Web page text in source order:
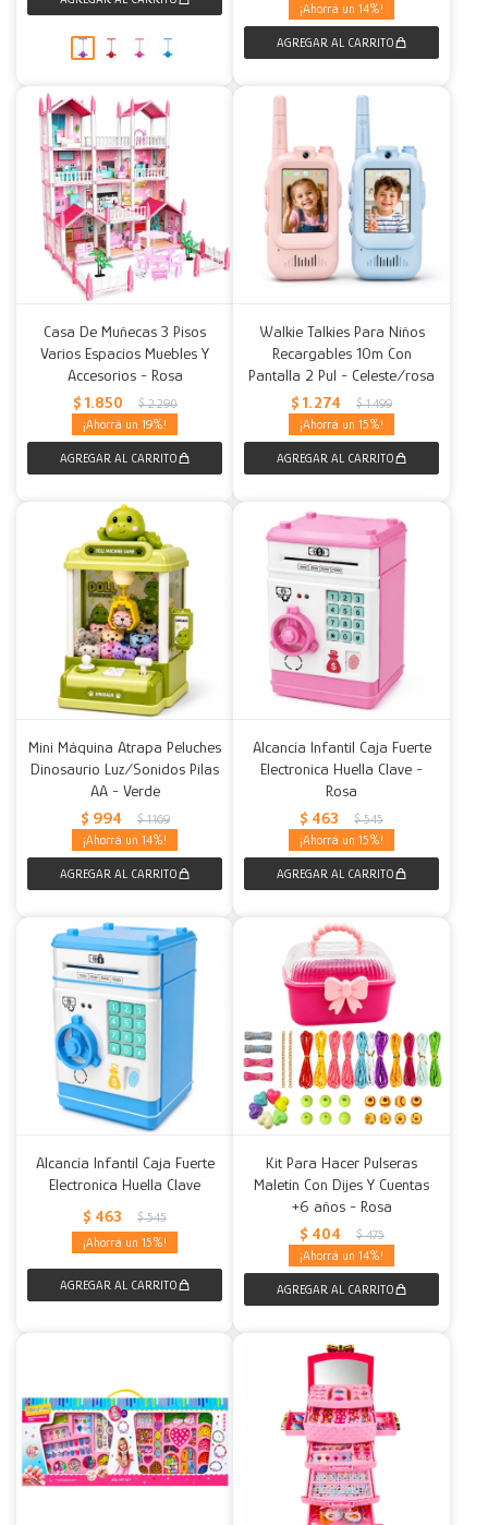
14
Casa De Muñecas 3 Pisos
Varios Espacios Muebles Y
Accesorios - Rosa
$ 1.850 $ 2.290
19
Walkie Talkies Para Niños
Recargables 10m Con
Pantalla 2 Pul - Celeste/rosa
$ 1.274 $ 1.499
15
Mini Máquina Atrapa Peluches
Dinosaurio Luz/Sonidos Pilas
AA - Verde
$ 994 $ 1.169
14
Alcancía Infantil Caja Fuerte
Electronica Huella Clave -
Rosa
$ 463 $ 545
15
Alcancía Infantil Caja Fuerte
Electronica Huella Clave
$ 463 $ 545
15
Kit Para Hacer Pulseras
Maletín Con Dijes Y Cuentas
+6 años - Rosa
$ 404 $ 475
14